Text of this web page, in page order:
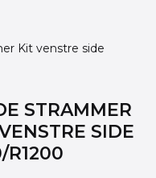
STRAMMER
SIDE
R1200